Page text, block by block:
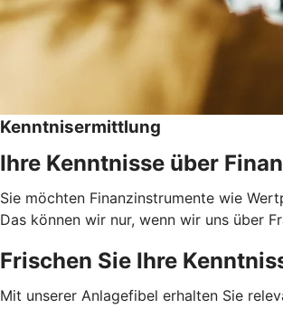
Kenntnisermittlung
Ihre Kenntnisse über
Sie möchten Finanzinstrumente wie
Das können wir nur, wenn wir uns über
Frischen Sie Ihre
Mit unserer Anlagefibel erhalten Sie